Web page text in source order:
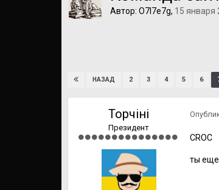
Автор: O7l7e7g, 15 января
НАЗАД 2 3 4 5 6
Topчiнi
Президент
CROC
ты еще